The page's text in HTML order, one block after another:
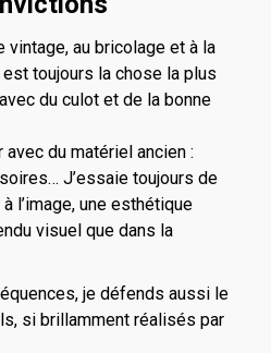
vintage, au bricolage et à la
toujours la chose la plus
du culot et de la bonne
avec du matériel ancien :
J’essaie toujours de
l’image, une esthétique
visuel que dans la
je défends aussi le
si brillamment réalisés par